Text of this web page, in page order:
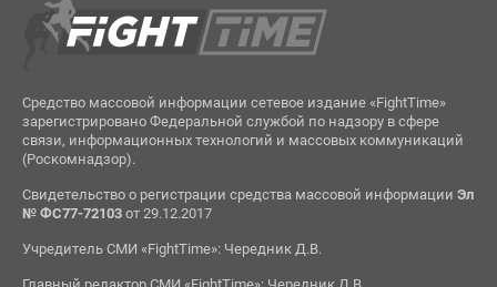
Средство массовой информации сетевое издание «FightTime»
зарегистрировано Федеральной службой по надзору в сфере
связи, информационных технологий и массовых коммуникаций
(Роскомнадзор).
Свидетельство о регистрации средства массовой информации Эл
№ ФС77-72103от 29.12.2017
Учредитель СМИ «FightTime»: Чередник Д.В.